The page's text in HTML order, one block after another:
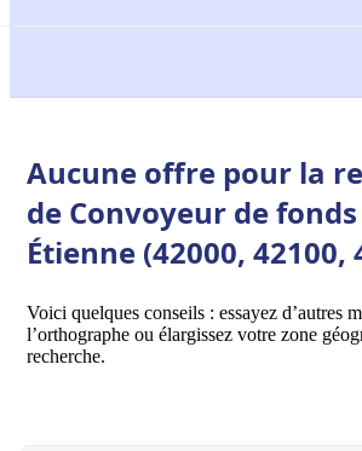
Aucune offre pour la
de Convoyeur de
Étienne (42000, 42100,
Voici quelques conseils : essayez d’autres
l’orthographe ou élargissez votre zone
recherche.